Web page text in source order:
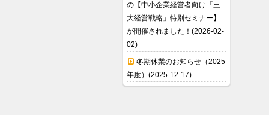
の【中小企業経営者向け「三
大経営戦略」特別セミナー】
が開催されました！(2026-02-
02)
冬期休業のお知らせ（2025
年度）(2025-12-17)